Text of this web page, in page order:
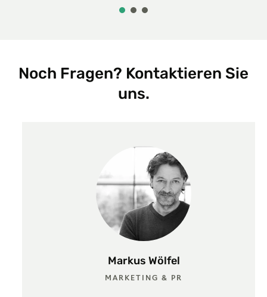
Noch Fragen? Kontaktieren Sie
uns.
Markus Wölfel
MARKETING & PR